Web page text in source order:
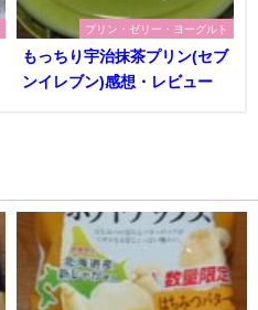
プリン・ゼリー・ヨーグルト
もっちり宇治抹茶プリン(セブ
ンイレブン)感想・レビュー